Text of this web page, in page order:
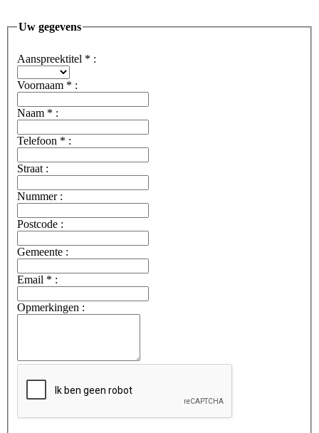
Uw gegevens
Aanspreektitel * :
Voornaam * :
Naam * :
Telefoon * :
Straat :
Nummer :
Postcode :
Gemeente :
Email * :
Opmerkingen :